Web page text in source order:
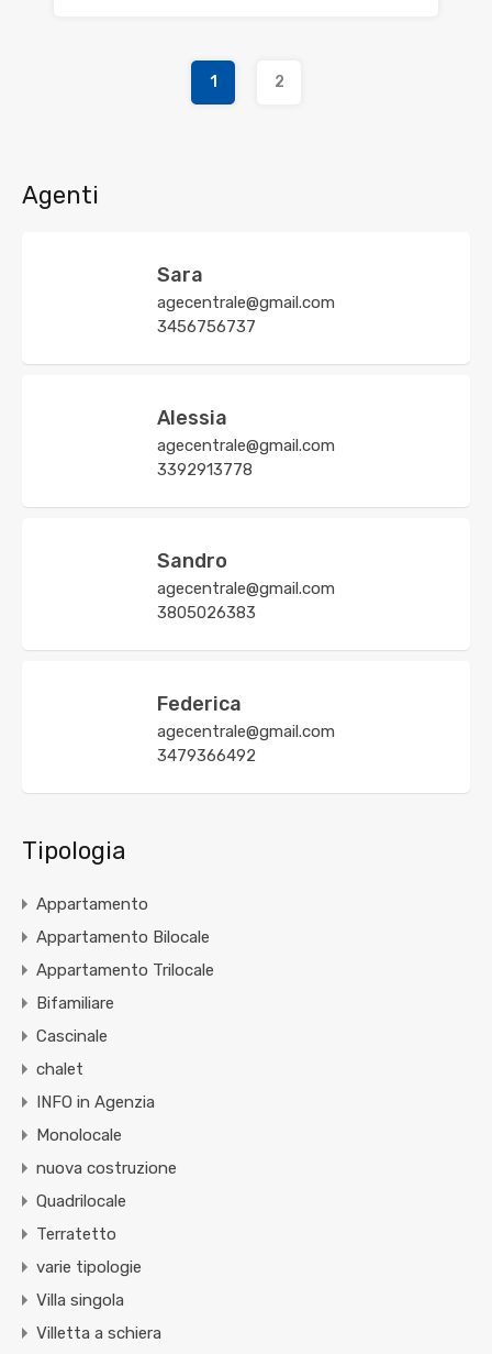
1 2
Agenti
Sara
agecentrale@gmail.com
3456756737
Alessia
agecentrale@gmail.com
3392913778
Sandro
agecentrale@gmail.com
3805026383
Federica
agecentrale@gmail.com
3479366492
Tipologia
Appartamento
Appartamento Bilocale
Appartamento Trilocale
Bifamiliare
Cascinale
chalet
INFO in Agenzia
Monolocale
nuova costruzione
Quadrilocale
Terratetto
varie tipologie
Villa singola
Villetta a schiera